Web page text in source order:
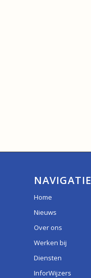
NAVIGATIE
Home
Nieuws
Over ons
Werken bij
Diensten
InforWijzers